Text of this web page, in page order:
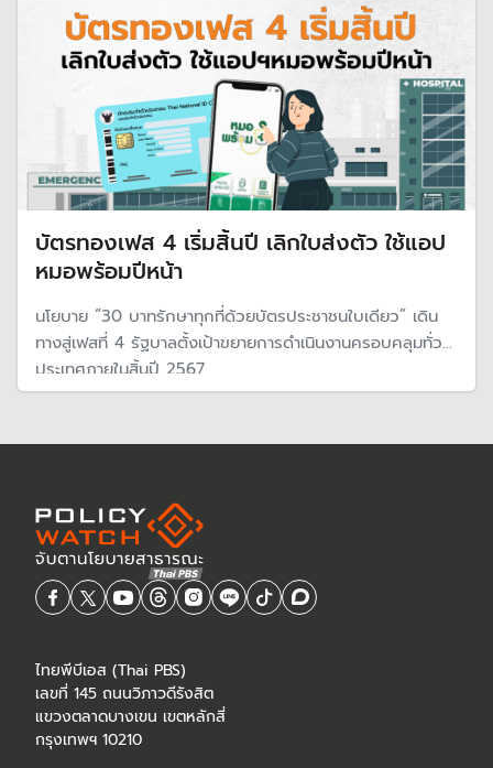
บัตรทองเฟส 4 เริ่มสิ้นปี เลิกใบส่งตัว ใช้แอป
หมอพร้อมปีหน้า
นโยบาย “30 บาทรักษาทุกที่ด้วยบัตรประชาชนใบเดียว” เดิน
ทางสู่เฟสที่ 4 รัฐบาลตั้งเป้าขยายการดำเนินงานครอบคลุมทั่ว
ประเทศภายในสิ้นปี 2567
ไทยพีบีเอส (Thai PBS)
เลขที่ 145 ถนนวิภาวดีรังสิต
แขวงตลาดบางเขน เขตหลักสี่
กรุงเทพฯ 10210